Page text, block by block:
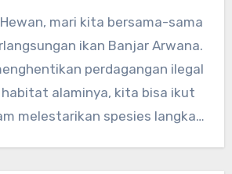
harus bersama-sama untuk
hidup ikan Banjar
melakukan langkah-langkah
bisa mencegah punahnya
Prof. Dr. Ir. Siti Nurjanah, ahli
mari kita bersama-sama
ikan Banjar Arwana.
perdagangan ilegal
habitat alaminya, kita bisa ikut
melestarikan spesies langka